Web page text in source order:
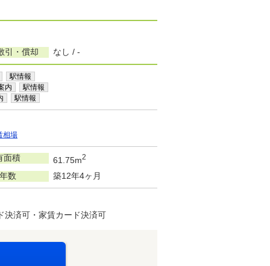
引・償却 なし / -
駅情報
内 駅情報
駅情報
相場
面積 61.75m2
数 築12年4ヶ月
決済可・家賃カード決済可